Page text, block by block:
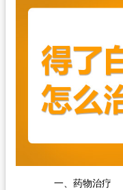
在线问诊
一、药物治疗